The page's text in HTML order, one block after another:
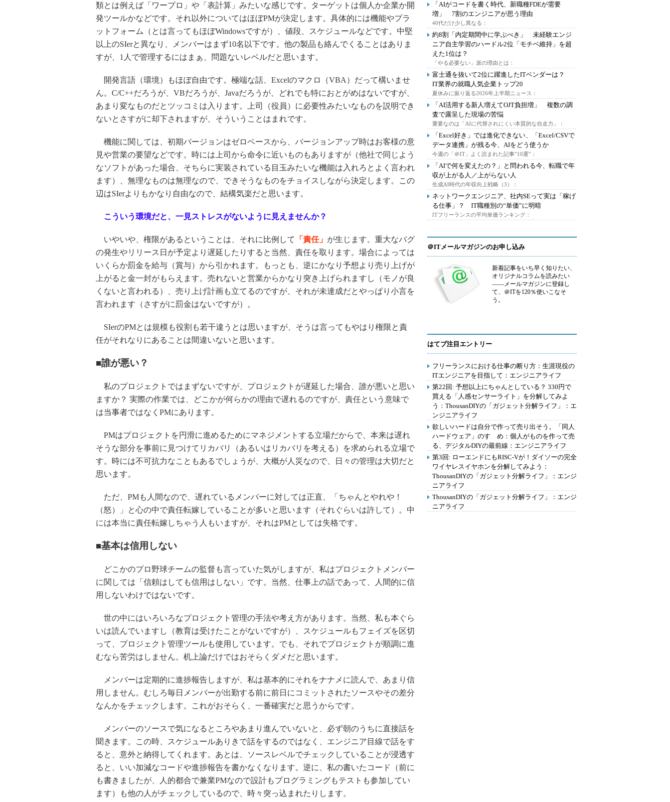
類とは例えば「ワープロ」や「表計算」みたいな感じです。ターゲットは個人か企業か開
発ツールかなどです。それ以外についてはほぼPMが決定します。具体的には機能やプラ
ットフォーム（とは言ってもほぼWindowsですが）、値段、スケジュールなどです。中堅
以上のSIerと異なり、メンバーはまず10名以下です。他の製品も絡んでくることはありま
すが、1人で管理するにはまぁ、問題ないレベルだと思います。
開発言語（環境）もほぼ自由です。極端な話、Excelのマクロ（VBA）だって構いませ
ん。C/C++だろうが、VBだろうが、Javaだろうが、どれでも特におとがめはないですが、
あまり変なものだとツッコミは入ります。上司（役員）に必要性みたいなものを説明でき
ないとさすがに却下されますが、そういうことはまれです。
機能に関しては、初期バージョンはゼロベースから、バージョンアップ時はお客様の意
見や営業の要望などです。時には上司から命令に近いものもありますが（他社で同じよう
なソフトがあった場合、そちらに実装されている目玉みたいな機能は入れろとよく言われ
ます）、無理なものは無理なので、できそうなものをチョイスしながら決定します。この
辺はSIerよりもかなり自由なので、結構気楽だと思います。
こういう環境だと、一見ストレスがないように見えませんか？
いやいや、権限があるということは、それに比例して 「責任」 が生じます。重大なバグ
の発生やリリース日が予定より遅延したりすると当然、責任を取ります。場合によっては
いくらか罰金を給与（賞与）から引かれます。もっとも、逆にかなり予想より売り上げが
上がると金一封がもらえます。売れないと営業からかなり突き上げられますし（モノが良
くないと言われる）、売り上げ計画も立てるのですが、それが未達成だとやっぱり小言を
言われます（さすがに罰金はないですが）。
SIerのPMとは規模も役割も若干違うとは思いますが、そうは言ってもやはり権限と責
任がそれなりにあることは間違いないと思います。
■誰が悪い？
私のプロジェクトではまずないですが、プロジェクトが遅延した場合、誰が悪いと思い
ますか？ 実際の作業では、どこかが何らかの理由で遅れるのですが、責任という意味で
は当事者ではなくPMにあります。
PMはプロジェクトを円滑に進めるためにマネジメントする立場だからで、本来は遅れ
そうな部分を事前に見つけてリカバリ（あるいはリカバリを考える）を求められる立場で
す。時には不可抗力なこともあるでしょうが、大概が人災なので、日々の管理は大切だと
思います。
ただ、PMも人間なので、遅れているメンバーに対しては正直、「ちゃんとやれや！
（怒）」と心の中で責任転嫁していることが多いと思います（それぐらいは許して）。中
には本当に責任転嫁しちゃう人もいますが、それはPMとしては失格です。
■基本は信用しない
どこかのプロ野球チームの監督も言っていた気がしますが、私はプロジェクトメンバー
に関しては「信頼はしても信用はしない」です。当然、仕事上の話であって、人間的に信
用しないわけではないです。
世の中にはいろいろなプロジェクト管理の手法や考え方があります。当然、私も本ぐら
いは読んでいますし（教育は受けたことがないですが）、スケジュールもフェイズを区切
って、プロジェクト管理ツールも使用しています。でも、それでプロジェクトが順調に進
むなら苦労はしません。机上論だけではおそらくダメだと思います。
メンバーは定期的に進捗報告しますが、私は基本的にそれをナナメに読んで、あまり信
用しません。むしろ毎日メンバーが出勤する前に前日にコミットされたソースやその差分
なんかをチェックします。これがおそらく、一番確実だと思うからです。
メンバーのソースで気になるところやあまり進んでいないと、必ず朝のうちに直接話を
聞きます。この時、スケジュールありきで話をするのではなく、エンジニア目線で話をす
ると、意外と納得してくれます。あとは、ソースレベルでチェックしていることが浸透す
ると、いい加減なコードや進捗報告を書かなくなります。逆に、私の書いたコード（前に
も書きましたが、人的都合で兼業PMなので設計もプログラミングもテストも参加してい
ます）も他の人がチェックしているので、時々突っ込まれたりします。
「AIがコードを書く時代、新職種FDEが需要
増」 7割のエンジニアが思う理由
40代だけ少し異なる：
約8割「内定期間中に学ぶべき」 未経験エンジ
ニア自主学習のハードル2位「モチベ維持」を超
えた1位は？
「やる必要ない」派の理由とは：
富士通を抜いて2位に躍進したITベンダーは？
IT業界の就職人気企業トップ20
夏休みに振り返る2026年上半期ニュース：
「AI活用する新人増えてOJT負担増」 複数の調
査で露呈した現場の苦悩
重要なのは「AIに代替されにくい本質的な自走力」：
「Excel好き」では進化できない、「Excel/CSVで
データ連携」が残る今、AIをどう使うか
今週の「＠IT」よく読まれた記事“10選”：
「AIで何を変えたの？」と問われる今、転職で年
収が上がる人／上がらない人
生成AI時代の年収向上戦略（3）：
ネットワークエンジニア、社内SEって実は「稼げ
る仕事」？ IT職種別の“単価”に明暗
ITフリーランスの平均単価ランキング：
＠ITメールマガジンのお申し込み
新着記事をいち早く知りたい、
オリジナルコラムを読みたい
――メールマガジンに登録し
て、＠ITを120％使いこなそ
う。
はてブ注目エントリー
フリーランスにおける仕事の断り方：生涯現役の
ITエンジニアを目指して：エンジニアライフ
第22回: 予想以上にちゃんとしている？ 330円で
買える「人感センサーライト」を分解してみよ
う：ThousanDIYの「ガジェット分解ライフ」：エ
ンジニアライフ
欲しいハードは自分で作って売り出そう。「同人
ハードウェア」のすゝめ：個人がものを作って売
る、デジタルDIYの最前線：エンジニアライフ
第3回: ローエンドにもRISC-Vが！ダイソーの完全
ワイヤレスイヤホンを分解してみよう：
ThousanDIYの「ガジェット分解ライフ」：エンジ
ニアライフ
ThousanDIYの「ガジェット分解ライフ」：エンジ
ニアライフ